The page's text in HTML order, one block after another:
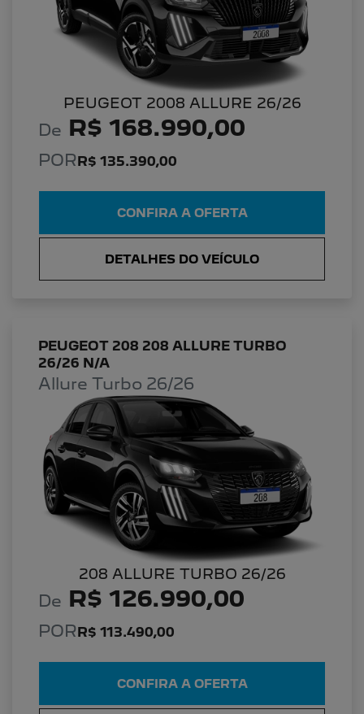
PEUGEOT 2008 ALLURE 26/26
De R$ 168.990,00
POR R$ 135.390,00
CONFIRA A OFERTA
DETALHES DO VEÍCULO
PEUGEOT 208 208 ALLURE TURBO
26/26 N/A
Allure Turbo 26/26
208 ALLURE TURBO 26/26
De R$ 126.990,00
PORR$ 113.490,00
CONFIRA A OFERTA